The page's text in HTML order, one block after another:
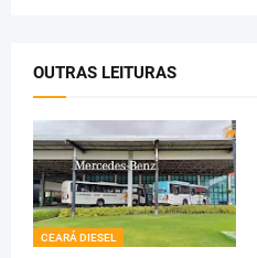
OUTRAS LEITURAS
CEARÁ DIESEL